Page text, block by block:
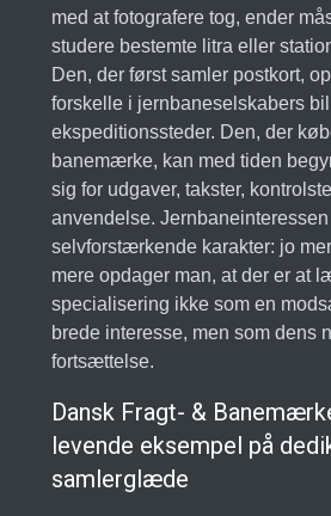
med at fotografere tog, ender
studere bestemte litra eller
Den, der først samler postkort,
forskelle i jernbaneselskabers
ekspeditionssteder. Den, der
banemærke, kan med tiden
sig for udgaver, takster,
anvendelse.
selvforstærkende karakter: jo
mere opdager man, at der er at
specialisering ikke som en
brede interesse, men som dens
fortsættelse.
Dansk Fragt- &
levende eksempel på
samlerglæde